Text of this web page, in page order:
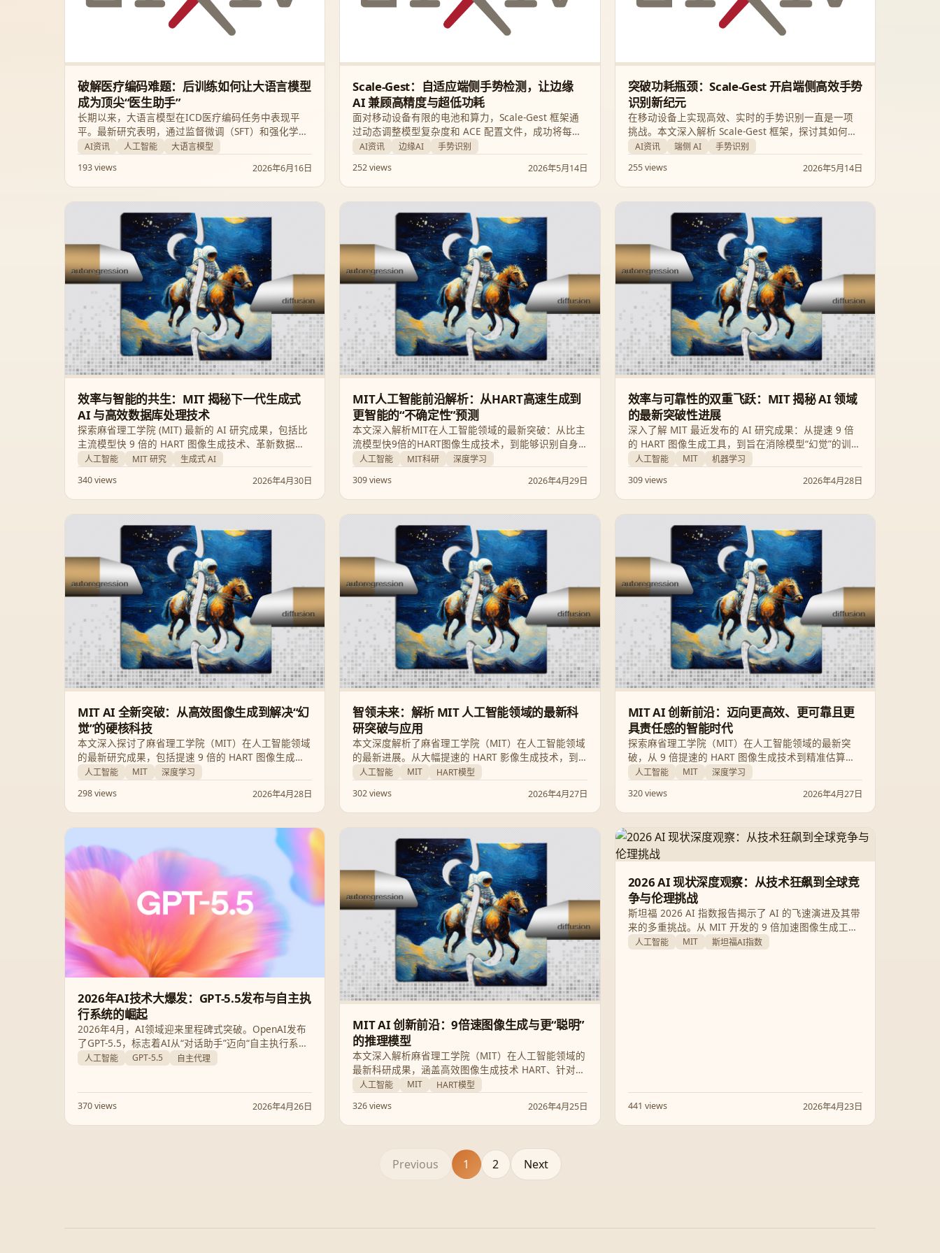
破解医疗编码难题：后训练如何让大语言模型
成为顶尖“医生助手”
长期以来，大语言模型在ICD医疗编码任务中表现平
平。最新研究表明，通过监督微调（SFT）和强化学习
（RL），LLM的编码能力可以实现质的飞跃。本文将深
入探讨后训练如何解锁大语言模型在医疗领域的巨大
潜力。
AI资讯 人工智能
大语言模型
193 views
2026年6月16日
Scale-Gest：自适应端侧手势检测，让边缘
AI 兼顾高精度与超低功耗
面对移动设备有限的电池和算力，Scale-Gest 框架通
过动态调整模型复杂度和 ACE 配置文件，成功将每帧
能耗降低 4 倍，为智能驾驶和移动交互提供了高性
能、低延迟的全新方案。
AI资讯 边缘AI
手势识别
252 views
2026年5月14日
突破功耗瓶颈：Scale-Gest 开启端侧高效手势
识别新纪元
在移动设备上实现高效、实时的手势识别一直是一项
挑战。本文深入解析 Scale-Gest 框架，探讨其如何通
过动态模型合成与实时选择技术，在保证识别精度的
同时将每帧能耗降低 4 倍。
AI资讯 端侧 AI
手势识别
255 views
2026年5月14日
效率与智能的共生：MIT 揭秘下一代生成式
AI 与高效数据库处理技术
探索麻省理工学院 (MIT) 最新的 AI 研究成果，包括比
主流模型快 9 倍的 HART 图像生成技术、革新数据分
析的 GenSQL 系统，以及解决 AI 偏见与功耗挑战的创
新方案。了解这些技术如何让 AI 变得更快速、更可靠
且更易于普及。
人工智能 MIT 研究
生成式 AI
340 views
2026年4月30日
MIT人工智能前沿解析：从HART高速生成到
更智能的“不确定性”预测
本文深入解析MIT在人工智能领域的最新突破：从比主
流模型快9倍的HART图像生成技术，到能够识别自身
局限性的“诚实型”AI，以及助力科研的全球最大奥赛数
学题库。带你领略更高效、更可靠且具伦理意识的AI
未来图景。
人工智能 MIT科研
深度学习
309 views
2026年4月29日
效率与可靠性的双重飞跃：MIT 揭秘 AI 领域
的最新突破性进展
深入了解 MIT 最近发布的 AI 研究成果：从提速 9 倍
的 HART 图像生成工具，到旨在消除模型“幻觉”的训练
新法。这些创新正在重新定义人工智能的边界，平衡
了高性能、低功耗与伦理可靠性。
人工智能 MIT
机器学习
309 views
2026年4月28日
MIT AI 全新突破：从高效图像生成到解决“幻
觉”的硬核科技
本文深入探讨了麻省理工学院（MIT）在人工智能领域
的最新研究成果，包括提速 9 倍的 HART 图像生成技
术、大幅降低能耗的 EnergAIzer 方法，以及旨在提升
模型可靠性的“信心评估”训练法，全方位展示了 AI 在
效率与伦理层面的双重进阶。
人工智能 MIT
深度学习
298 views
2026年4月28日
智领未来：解析 MIT 人工智能领域的最新科
研突破与应用
本文深度解析了麻省理工学院（MIT）在人工智能领域
的最新进展。从大幅提速的 HART 影像生成技术，到
解决功耗问题的 EnergAIzer 方法，再到提升模型可靠
性的“不确定性”训练，MIT 的研究正全方位重塑 AI 的
未来。
人工智能 MIT
HART模型
302 views
2026年4月27日
MIT AI 创新前沿：迈向更高效、更可靠且更
具责任感的智能时代
探索麻省理工学院（MIT）在人工智能领域的最新突
破，从 9 倍提速的 HART 图像生成技术到精准估算算
力能耗的 EnergAIzer 方法。本文深度解析 MIT 如何
在追求技术巅峰的同时，兼顾 AI 的可靠性、能效比与
伦理安全。
人工智能 MIT
深度学习
320 views
2026年4月27日
2026年AI技术大爆发：GPT-5.5发布与自主执
行系统的崛起
2026年4月，AI领域迎来里程碑式突破。OpenAI发布
了GPT-5.5，标志着AI从“对话助手”迈向“自主执行系
统”。本文将深度解析GPT-5.5的核心能力，并结合
人工智能 GPT-5.5 自主代理
370 views 2026年4月26日
MIT AI 创新前沿：9倍速图像生成与更“聪明”
的推理模型
本文深入解析麻省理工学院（MIT）在人工智能领域的
最新科研成果，涵盖高效图像生成技术 HART、针对模
型幻觉的可靠性改进，以及 AI 在生物医药、海底协作
人工智能 MIT
HART模型
326 views
2026年4月25日
2026 AI 现状深度观察：从技术狂飙到全球竞
争与伦理挑战
斯坦福 2026 AI 指数报告揭示了 AI 的飞速演进及其带
来的多重挑战。从 MIT 开发的 9 倍加速图像生成工具
HART，到 AI 可靠性的提升，AI 正深度重塑科研、职
人工智能 MIT 斯坦福AI指数
441 views 2026年4月23日
Previous 1 2 Next